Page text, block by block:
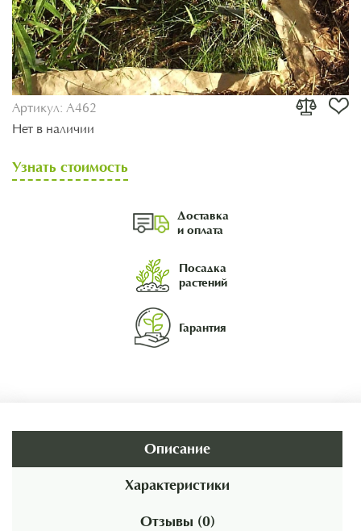
Артикул: A462
Нет в наличии
Узнать стоимость
Доставка
и оплата
Посадка
растений
Гарантия
Описание
Характеристики
Отзывы (0)